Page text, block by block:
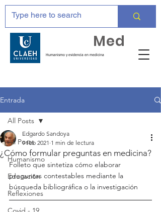
Humanismo y evidencia en medicina
Med
Entrada
All Posts
Humanismo
Educación
Reflexiones
All Posts
¿Cómo formular preguntas en medicina?
Edgardo Sandoya
9 feb 2021 1 min de lectura
Folleto que sintetiza cómo elaborar
preguntas contestables mediante la
búsqueda bibliográfica o la investigación